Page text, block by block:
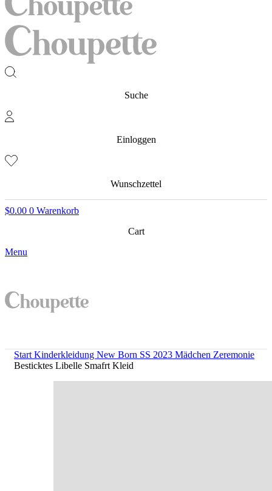
Suche
Einloggen
Wunschzettel
$0.00 0 Warenkorb
Cart
Menu
Start Kinderkleidung New Born SS 2023 Mädchen Zeremonie
Besticktes Libelle Smafrt Kleid